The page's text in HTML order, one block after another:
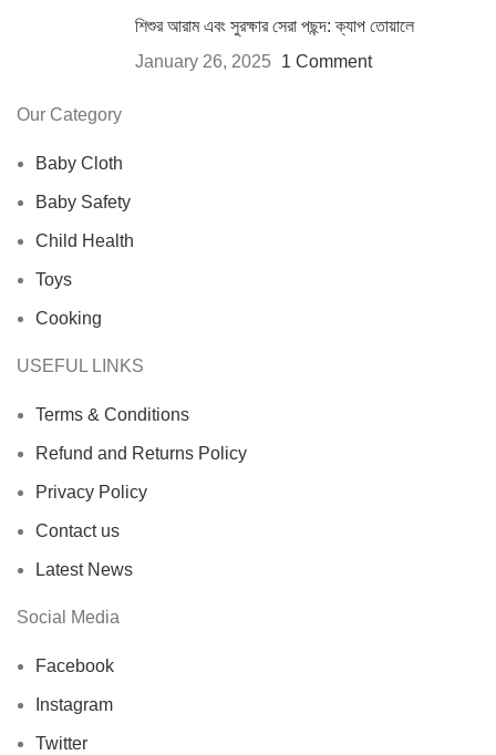
শিশুর আরাম এবং সুরক্ষার সেরা পছন্দ: ক্যাপ তোয়ালে
January 26, 2025 1 Comment
Our Category
Baby Cloth
Baby Safety
Child Health
Toys
Cooking
USEFUL LINKS
Terms & Conditions
Refund and Returns Policy
Privacy Policy
Contact us
Latest News
Social Media
Facebook
Instagram
Twitter